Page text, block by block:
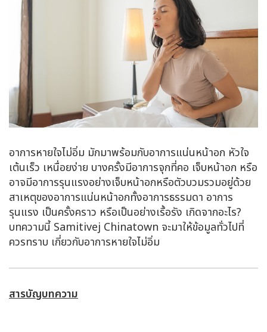
อาการหายใจไม่อิ่ม มักมาพร้อมกับอาการแน่นหน้าอก หัวใจ
เต้นเร็ว เหนื่อยง่าย บางครั้งมีอาการจุกที่คอ เจ็บหน้าอก หรือ
อาจมีอาการรุนแรงอย่างเจ็บหน้าอกหรือตัวบวมรวมอยู่ด้วย
สาเหตุของอาการแน่นหน้าอกทั้งอาการธรรมดา อาการ
รุนแรง เป็นครั้งคราว หรือเป็นอย่างเรื้อรัง เกิดจากอะไร?
บทความนี้ Samitivej Chinatown จะมาให้ข้อมูลทั่วไปที่
ควรทราบ เกี่ยวกับอาการหายใจไม่อิ่ม
สารบัญบทความ